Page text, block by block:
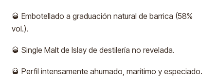
🥃 Embotellado a graduación natural de barrica (58%
vol.).
🥃 Single Malt de Islay de destilería no revelada.
🥃 Perfil intensamente ahumado, marítimo y especiado.